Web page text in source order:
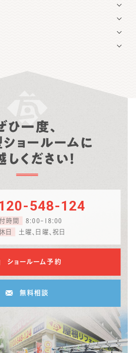
ひ一度、
ョールームに
しください！
548-124
時間
8:00-18:00
日
土曜、日曜、祝日
ショールーム予約
無料相談